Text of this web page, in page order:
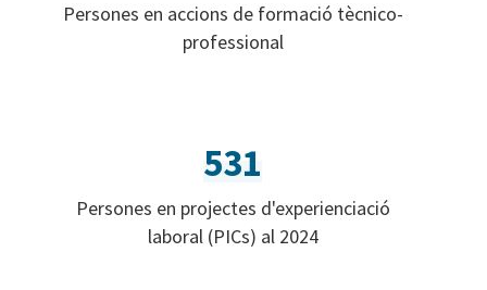
Persones en accions de formació tècnico-
professional
531
Persones en projectes d'experienciació
laboral (PICs) al 2024